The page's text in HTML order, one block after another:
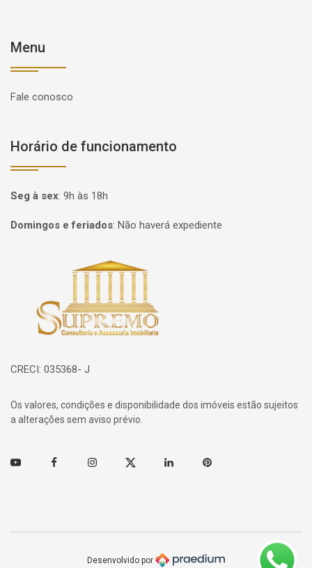
Menu
Fale conosco
Horário de funcionamento
Seg à sex: 9h às 18h
Domingos e feriados: Não haverá expediente
Página inicial
CRECI: 035368- J
Os valores, condições e disponibilidade dos imóveis estão sujeitos
a alterações sem aviso prévio.
Youtube FacebookInstagramTwitter Linkedin Pinterest
Desenvolvido por